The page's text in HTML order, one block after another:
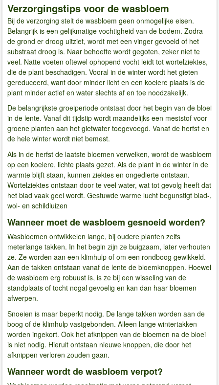
Verzorgingstips voor de wasbloem
Bij de verzorging stelt de wasbloem geen onmogelijke eisen.
Belangrijk is een gelijkmatige vochtigheid van de bodem. Zodra
de grond er droog uitziet, wordt met een vinger gevoeld of het
substraat droog is. Naar behoefte wordt gegoten, zeker niet te
veel. Natte voeten oftewel ophopend vocht leidt tot wortelziektes,
die de plant beschadigen. Vooral in de winter wordt het gieten
gereduceerd, want door minder licht en een koelere plaats is de
plant minder actief en water slechts af en toe noodzakelijk.
De belangrijkste groeiperiode ontstaat door het begin van de bloei
in de lente. Vanaf dit tijdstip wordt maandelijks een meststof voor
groene planten aan het gietwater toegevoegd. Vanaf de herfst en
de hele winter wordt niet bemest.
Als in de herfst de laatste bloemen verwelken, wordt de wasbloem
op een koelere, lichte plaats gezet. Als de plant in de winter in de
warmte blijft staan, kunnen ziektes en ongedierte ontstaan.
Wortelziektes ontstaan door te veel water, wat tot gevolg heeft dat
het blad vaak geel wordt. Gestuwde warme lucht begunstigt blad-,
wol- en schildluizen
Wanneer moet de wasbloem gesnoeid worden?
Wasbloemen ontwikkelen lange, bij oudere planten zelfs
meterlange takken. In het begin zijn ze buigzaam, later verhouten
ze. Ze worden aan een klimhulp of om een rondboog gewikkeld.
Aan de takken ontstaan vanaf de lente de bloemknoppen. Hoewel
de wasbloem erg robuust is, is ze bij een wisseling van de
standplaats of tocht nogal gevoelig en kan dan haar bloemen
afwerpen.
Snoeien is maar beperkt nodig. De lange takken worden aan de
boog of de klimhulp vastgebonden. Alleen lange wintertakken
worden ingekort. Ook het afknippen van de bloemen na de bloei
is niet nodig. Hieruit ontstaan nieuwe knoppen, die door het
afknippen verloren zouden gaan.
Wanneer wordt de wasbloem verpot?